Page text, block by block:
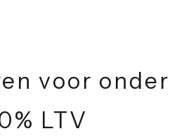
voor
LTV